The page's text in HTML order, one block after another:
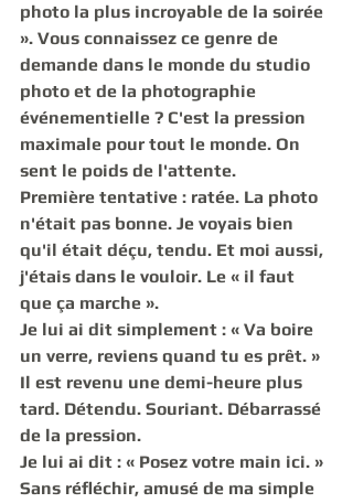
photo la plus incroyable de la soirée
». Vous connaissez ce genre de
demande dans le monde du studio
photo et de la photographie
événementielle ? C'est la pression
maximale pour tout le monde. On
sent le poids de l'attente.
Première tentative : ratée. La photo
n'était pas bonne. Je voyais bien
qu'il était déçu, tendu. Et moi aussi,
j'étais dans le vouloir. Le « il faut
que ça marche ».
Je lui ai dit simplement : « Va boire
un verre, reviens quand tu es prêt. »
Il est revenu une demi-heure plus
tard. Détendu. Souriant. Débarrassé
de la pression.
Je lui ai dit : « Posez votre main ici. »
Sans réfléchir, amusé de ma simple